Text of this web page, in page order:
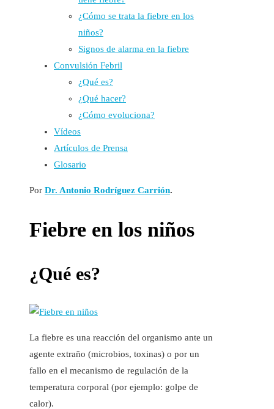
¿Cómo se trata la fiebre en los
niños?
Signos de alarma en la fiebre
Convulsión Febril
¿Qué es?
¿Qué hacer?
¿Cómo evoluciona?
Vídeos
Artículos de Prensa
Glosario
Por Dr. Antonio Rodríguez Carrión.
Fiebre en los niños
¿Qué es?
La fiebre es una reacción del organismo ante un
agente extraño (microbios, toxinas) o por un
fallo en el mecanismo de regulación de la
temperatura corporal (por ejemplo: golpe de
calor).